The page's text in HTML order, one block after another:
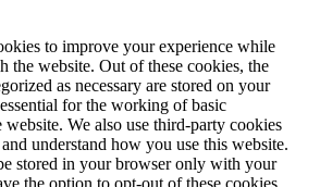
to improve your experience while
the website. Out of these cookies, the
as necessary are stored on your
for the working of basic
We also use third-party cookies
understand how you use this website.
stored in your browser only with your
the option to opt-out of these cookies.